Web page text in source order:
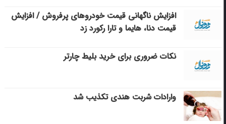
افزایش ناگهانی قیمت خودروهای پرفروش / افزایش
قیمت دنا، هایما و تارا رکورد زد
نکات ضروری برای خرید بلیط چارتر
وارادات شربت هندی تکذیب شد